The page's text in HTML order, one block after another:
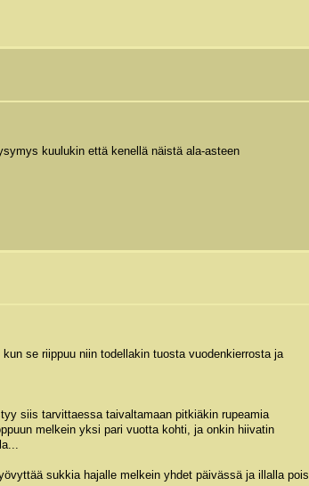
kuulukin että kenellä näistä ala-asteen
se riippuu niin todellakin tuosta vuodenkierrosta ja
siis tarvittaessa taivaltamaan pitkiäkin rupeamia
melkein yksi pari vuotta kohti, ja onkin hiivatin
sukkia hajalle melkein yhdet päivässä ja illalla pois